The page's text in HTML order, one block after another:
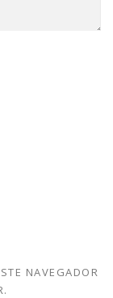
NAVEGADOR